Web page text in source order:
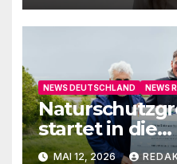
NEWS DEUTSCHLAND NEWS
startet in die
MAI 12, 2026